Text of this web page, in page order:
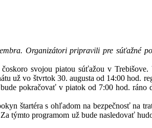
Organizátori pripravili pre súťažné
svojou piatou súťažou v Trebišove.
už vo štvrtok 30. augusta od 14:00 hod.
pokračovať v piatok od 7:00 hod. ráno
štartéra s ohľadom na bezpečnosť na
týmto programom už bude nasledovať